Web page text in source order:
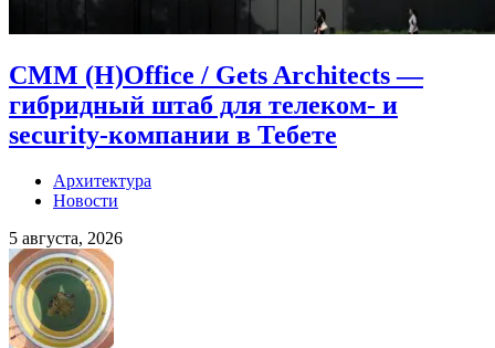
CMM (H)Office / Gets Architects —
гибридный штаб для телеком- и
security-компании в Тебете
Архитектура
Новости
5 августа, 2026